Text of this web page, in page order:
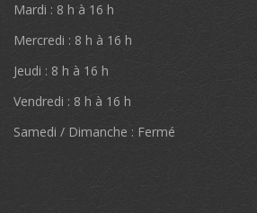
Mardi : 8 h à 16 h
Mercredi : 8 h à 16 h
Jeudi : 8 h à 16 h
Vendredi : 8 h à 16 h
Samedi / Dimanche : Fermé